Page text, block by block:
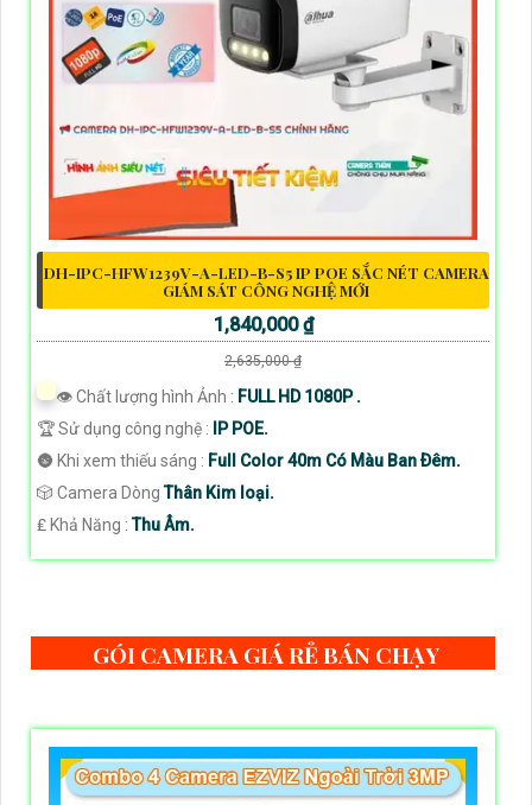
DH-IPC-HFW1239V-A-LED-B-S5 IP POE SẮC NÉT CAMERA
GIÁM SÁT CÔNG NGHỆ MỚI
1,840,000 ₫
2,635,000 ₫
👁 Chất lượng hình Ảnh : FULL HD 1080P .
🏆 Sử dụng công nghệ :
IP POE.
🌚 Khi xem thiếu sáng : Full Color 40m Có Màu Ban Ðêm.
🎲 Camera DòngThân Kim loại.
️₤ Khả Năng :Thu Âm.
GÓI CAMERA GIÁ RẺ BÁN CHẠY